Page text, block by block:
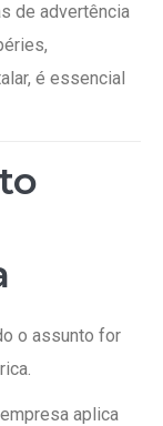
de advertência
é essencial
o assunto for
aplica